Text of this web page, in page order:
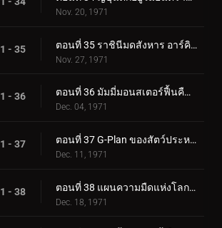
Nov. 20, 1971
1 - 35 ตอนที่ 35 ราชินีมดสังหาร อาร์คิมิดีส
Nov. 27, 1971
1 - 36 ตอนที่ 36 มัมมี่มอนสเตอร์ฟื้นคืนชีพ อิยิปตัส
Dec. 04, 1971
1 - 37 ตอนที่ 37 G-Plan ของสัตว์ประหลาดก๊าซพิษ Trickabuto
Dec. 11, 1971
1 - 38 ตอนที่ 38 แผนความมืดแห่งโลกของ Lightning Monster Eiking
Dec. 18, 1971